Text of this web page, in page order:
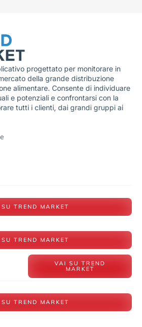
progettato per monitorare in
della grande distribuzione
alimentare. Consente di individuare
e potenziali e confrontarsi con la
tutti i clienti, dai grandi gruppi ai
TREND MARKET
TREND MARKET
VAI SU TREND
MARKET
TREND MARKET